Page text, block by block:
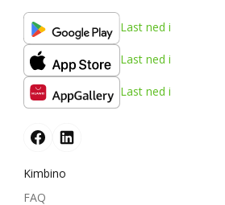
Last ned i
Last ned i
Last ned i
Kimbino
FAQ